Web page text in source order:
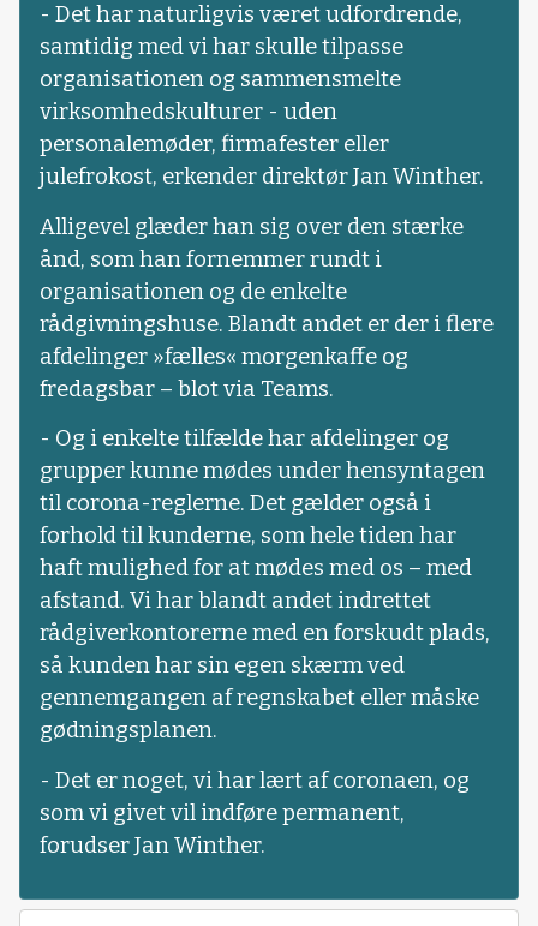
- Det har naturligvis været udfordrende,
samtidig med vi har skulle tilpasse
organisationen og sammensmelte
virksomhedskulturer - uden
personalemøder, firmafester eller
julefrokost, erkender direktør Jan Winther.
Alligevel glæder han sig over den stærke
ånd, som han fornemmer rundt i
organisationen og de enkelte
rådgivningshuse. Blandt andet er der i flere
afdelinger »fælles« morgenkaffe og
fredagsbar – blot via Teams.
- Og i enkelte tilfælde har afdelinger og
grupper kunne mødes under hensyntagen
til corona-reglerne. Det gælder også i
forhold til kunderne, som hele tiden har
haft mulighed for at mødes med os – med
afstand. Vi har blandt andet indrettet
rådgiverkontorerne med en forskudt plads,
så kunden har sin egen skærm ved
gennemgangen af regnskabet eller måske
gødningsplanen.
- Det er noget, vi har lært af coronaen, og
som vi givet vil indføre permanent,
forudser Jan Winther.